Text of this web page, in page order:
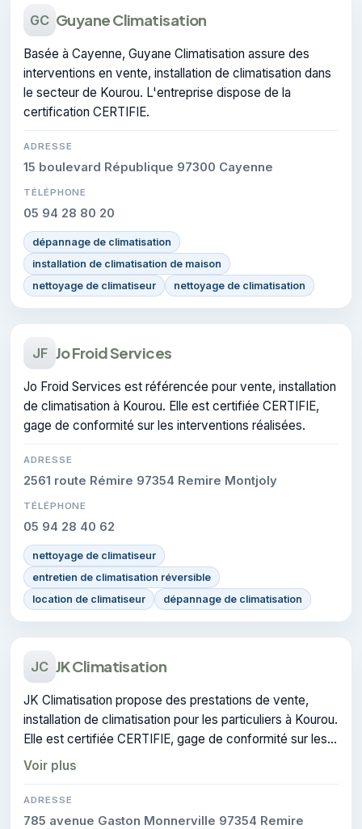
GC Guyane Climatisation
Basée à Cayenne, Guyane Climatisation assure des
interventions en vente, installation de climatisation dans
le secteur de Kourou. L'entreprise dispose de la
certification CERTIFIE.
ADRESSE
15 boulevard République 97300 Cayenne
TÉLÉPHONE
05 94 28 80 20
dépannage de climatisation
installation de climatisation de maison
nettoyage de climatiseur
nettoyage de climatisation
JF Jo Froid Services
Jo Froid Services est référencée pour vente, installation
de climatisation à Kourou. Elle est certifiée CERTIFIE,
gage de conformité sur les interventions réalisées.
ADRESSE
2561 route Rémire 97354 Remire Montjoly
TÉLÉPHONE
05 94 28 40 62
nettoyage de climatiseur
entretien de climatisation réversible
location de climatiseur
dépannage de climatisation
JC JK Climatisation
JK Climatisation propose des prestations de vente,
installation de climatisation pour les particuliers à Kourou.
Elle est certifiée CERTIFIE, gage de conformité sur les
interventions réalisées.
Voir plus
ADRESSE
785 avenue Gaston Monnerville 97354 Remire